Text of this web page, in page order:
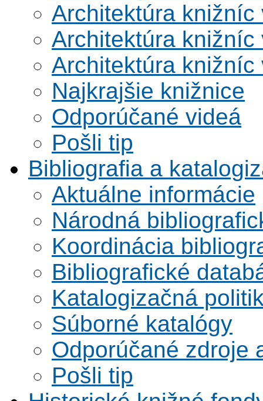
Architektúra knižníc
Architektúra knižníc
Architektúra knižníc
Najkrajšie knižnice
Odporúčané videá
Pošli tip
Bibliografia a
Aktuálne informácie
Národná
Koordinácia
Bibliografické
Katalogizačná
Súborné katalógy
Odporúčané zdroje
Pošli tip